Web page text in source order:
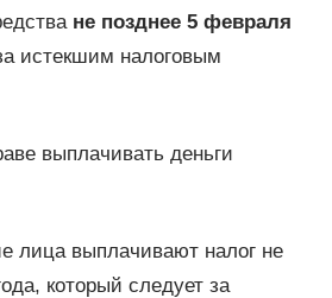
не позднее 5 февраля
истекшим налоговым
выплачивать деньги
лица выплачивают налог не
который следует за